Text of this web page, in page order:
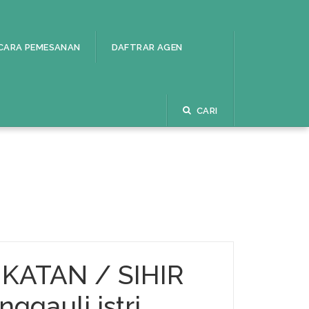
PEMESANAN DAFTRAR AGEN
CARI
/ SIHIR